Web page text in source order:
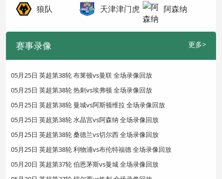
狼队 天津津门虎 阿森纳
赛事录像 更多>
05月25日 英超第38轮 布莱顿vs曼联 全场录像回放
05月25日 英超第38轮 热刺vs埃弗顿 全场录像回放
05月25日 英超第38轮 曼城vs阿斯顿维拉 全场录像回放
05月25日 英超第38轮 水晶宫vs阿森纳 全场录像回放
05月25日 英超第38轮 桑德兰vs切尔西 全场录像回放
05月25日 英超第38轮 利物浦vs布伦特福德 全场录像回放
05月20日 英超第37轮 伯恩茅斯vs曼城 全场录像回放